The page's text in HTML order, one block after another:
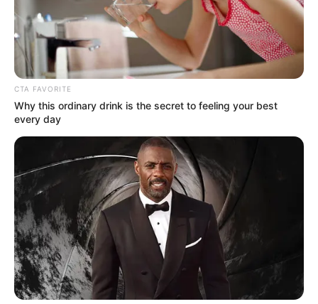
CTA FAVORITE
Why this ordinary drink is the secret to feeling your best
every day